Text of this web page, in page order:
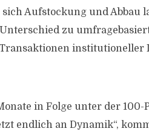
Aufstockung und Abbau
zu
institutioneller
in Folge unter der
endlich an Dynamik“,